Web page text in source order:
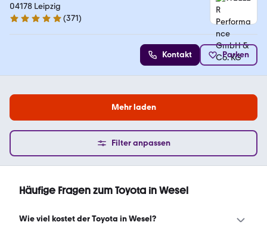
04178 Leipzig
4.8 Sterne
(371)
Kontakt Parken
Mehr laden
Filter anpassen
Häufige Fragen zum Toyota in Wesel
Wie viel kostet der Toyota in Wesel?